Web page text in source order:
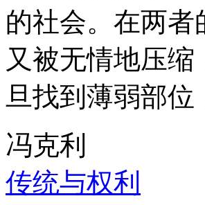
的社会。在两
又被无情地压
旦找到薄弱部位
冯克利
传统与权利